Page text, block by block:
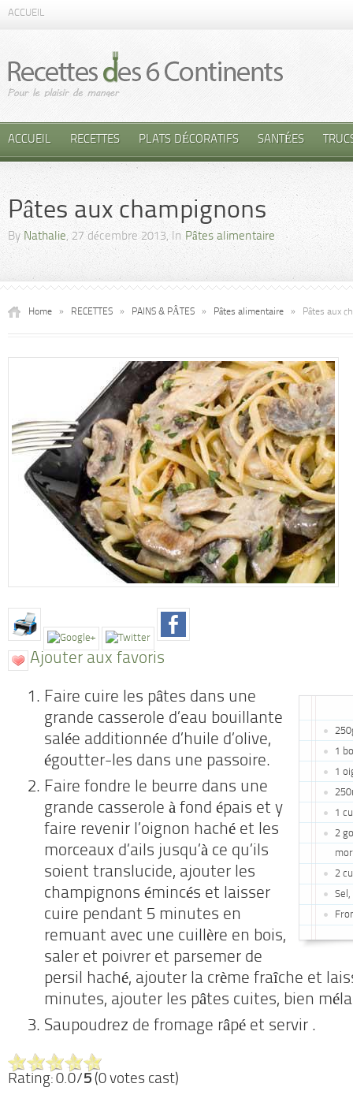
ACCUEIL
ACCUEIL RECETTES PLATS DÉCORATIFS SANTÉES
Pâtes aux champignons
By Nathalie, 27 décembre 2013, In Pâtes alimentaire
Home » RECETTES » PAINS & PÂTES » Pâtes alimentaire » Pâtes aux
Ajouter aux favoris
1
1
1
2
2
Sel,
Faire cuire les pâtes dans une
grande casserole d’eau bouillante
salée additionnée d’huile d’olive,
égoutter-les dans une passoire.
Faire fondre le beurre dans une
grande casserole à fond épais et y
faire revenir l’oignon haché et les
morceaux d’ails jusqu’à ce qu’ils
soient translucide, ajouter les
champignons émincés et laisser
cuire pendant 5 minutes en
remuant avec une cuillère en bois,
saler et poivrer et parsemer de
persil haché, ajouter la crème fraîche et
minutes, ajouter les pâtes cuites, bien
Saupoudrez de fromage râpé et servir .
Rating: 0.0/5 (0 votes cast)